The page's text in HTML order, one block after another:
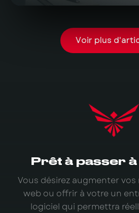
Voir plus
Prêt à passer à
Vous désirez augmenter vos
web ou offrir à votre un
logiciel qui permettra